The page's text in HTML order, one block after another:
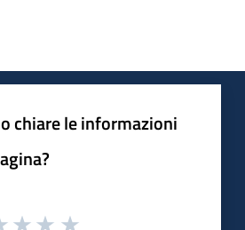
chiare le informazioni